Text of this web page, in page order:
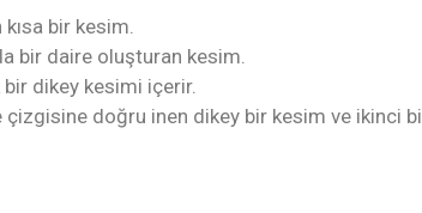
kısa bir kesim.
bir daire oluşturan kesim.
dikey kesimi içerir.
doğru inen dikey bir kesim ve ikinci